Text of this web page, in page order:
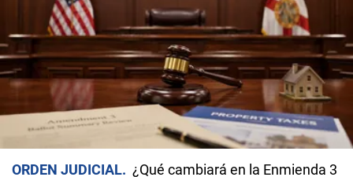
ORDEN JUDICIAL
¿Qué cambiará en la Enmienda 3